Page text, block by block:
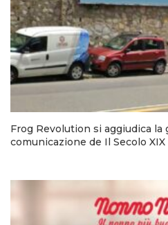
Frog Revolution si aggiudica la
comunicazione de Il Secolo XIX